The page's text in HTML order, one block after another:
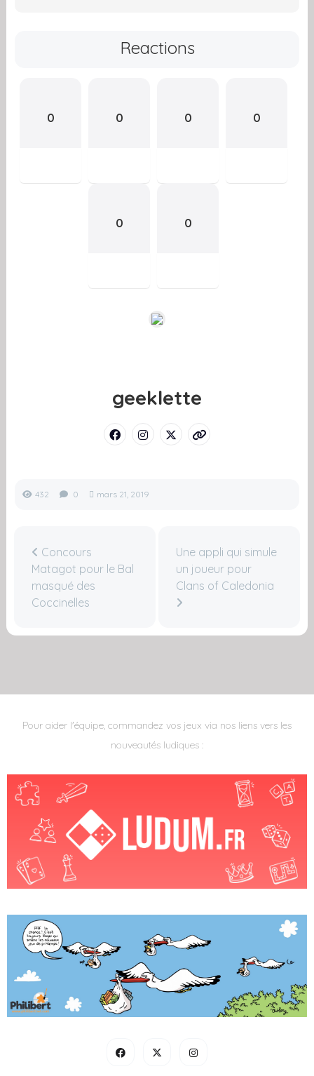
Reactions
0 0 0 0
0 0
geeklette
432 0 mars 21, 2019
Concours
Matagot pour le Bal
masqué des
Coccinelles
Une appli qui simule
un joueur pour
Clans of Caledonia
Pour aider l'équipe, commandez vos jeux via nos liens vers les
nouveautés ludiques :